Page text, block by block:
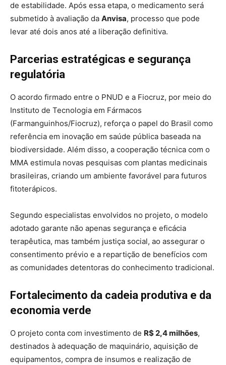
de estabilidade. Após essa etapa, o medicamento será
submetido à avaliação da Anvisa, processo que pode
levar até dois anos até a liberação definitiva.
Parcerias estratégicas e segurança
regulatória
O acordo firmado entre o PNUD e a Fiocruz, por meio do
Instituto de Tecnologia em Fármacos
(Farmanguinhos/Fiocruz), reforça o papel do Brasil como
referência em inovação em saúde pública baseada na
biodiversidade. Além disso, a cooperação técnica com o
MMA estimula novas pesquisas com plantas medicinais
brasileiras, criando um ambiente favorável para futuros
fitoterápicos.
Segundo especialistas envolvidos no projeto, o modelo
adotado garante não apenas segurança e eficácia
terapêutica, mas também justiça social, ao assegurar o
consentimento prévio e a repartição de benefícios com
as comunidades detentoras do conhecimento tradicional.
Fortalecimento da cadeia produtiva e da
economia verde
O projeto conta com investimento de R$ 2,4 milhões,
destinados à adequação de maquinário, aquisição de
equipamentos, compra de insumos e realização de